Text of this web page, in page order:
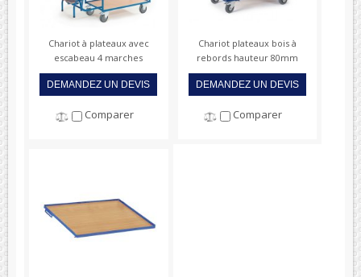
Chariot à plateaux avec
escabeau 4 marches
DEMANDEZ UN DEVIS
Comparer
Chariot plateaux bois à
rebords hauteur 80mm
DEMANDEZ UN DEVIS
Comparer